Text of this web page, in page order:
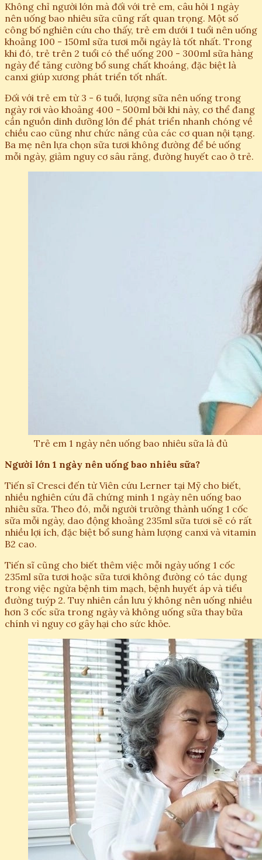
Không chỉ người lớn mà đối với trẻ em, câu hỏi 1 ngày
nên uống bao nhiêu sữa cũng rất quan trọng. Một số
công bố nghiên cứu cho thấy, trẻ em dưới 1 tuổi nên uống
khoảng 100 - 150ml sữa tươi mỗi ngày là tốt nhất. Trong
khi đó, trẻ trên 2 tuổi có thể uống 200 - 300ml sữa hàng
ngày để tăng cường bổ sung chất khoáng, đặc biệt là
canxi giúp xương phát triển tốt nhất.
Đối với trẻ em từ 3 - 6 tuổi, lượng sữa nên uống trong
ngày rơi vào khoảng 400 - 500ml bởi khi này, cơ thể đang
cần nguồn dinh dưỡng lớn để phát triển nhanh chóng về
chiều cao cũng như chức năng của các cơ quan nội tạng.
Ba mẹ nên lựa chọn sữa tươi không đường để bé uống
mỗi ngày, giảm nguy cơ sâu răng, đường huyết cao ở trẻ.
Trẻ em 1 ngày nên uống bao nhiêu sữa là đủ
Người lớn 1 ngày nên uống bao nhiêu sữa?
Tiến sĩ Cresci đến từ Viên cứu Lerner tại Mỹ cho biết,
nhiều nghiên cứu đã chứng minh 1 ngày nên uống bao
nhiêu sữa. Theo đó, mỗi người trưởng thành uống 1 cốc
sữa mỗi ngày, dao động khoảng 235ml sữa tươi sẽ có rất
nhiều lợi ích, đặc biệt bổ sung hàm lượng canxi và vitamin
B2 cao.
Tiến sĩ cũng cho biết thêm việc mỗi ngày uống 1 cốc
235ml sữa tươi hoặc sữa tươi không đường có tác dụng
trong việc ngừa bệnh tim mạch, bệnh huyết áp và tiểu
đường tuýp 2. Tuy nhiên cần lưu ý không nên uống nhiều
hơn 3 cốc sữa trong ngày và không uống sữa thay bữa
chính vì nguy cơ gây hại cho sức khỏe.